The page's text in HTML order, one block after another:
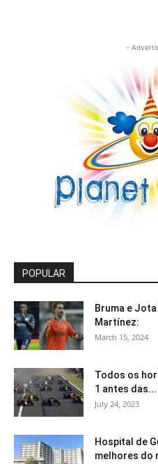
-
POPULAR
Bruma e
Martínez:
March 15, 2024
Todos os
1 antes das...
July 24, 2023
Hospital de
melhores do